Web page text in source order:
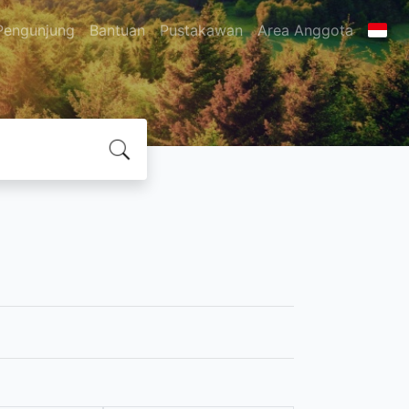
Bantuan Pustakawan Area Anggota